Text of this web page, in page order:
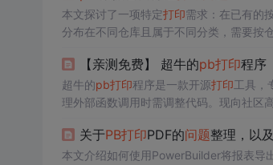
本文探讨了一项特定打印需求：在已有的
分布在不同仓库且属于不同分类，需要按
【亲测免费】 超牛的pb打印程序
超牛的pb打印程序是一款开源打印工具，
理外部函数调用时需调整代码。现向社区
关于PB打印PDF的问题整理，以及
本文介绍如何使用PowerBuilder将报表导